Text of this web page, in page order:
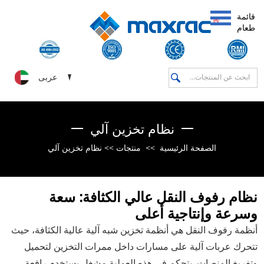
قائمة
طعام
عربى
نظام تخزين آلي
الصفحة الرئيسية >> منتجات >> نظام تخزين آلي
نظام رفوف النقل عالي الكثافة: سعة
وسرعة وإنتاجية أعلى
أنظمة رفوف النقل هي أنظمة تخزين شبه آلية عالية الكثافة، حيث
تتحرك عربات آلية على مسارات داخل ممرات التخزين لتحميل